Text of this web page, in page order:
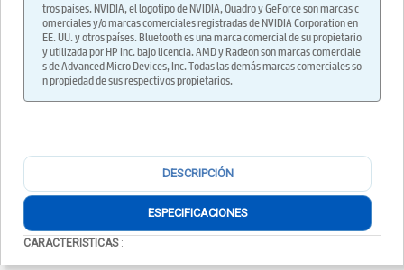
tros países. NVIDIA, el logotipo de NVIDIA, Quadro y GeForce son marcas c
omerciales y/o marcas comerciales registradas de NVIDIA Corporation en
EE. UU. y otros países. Bluetooth es una marca comercial de su propietario
y utilizada por HP Inc. bajo licencia. AMD y Radeon son marcas comerciale
s de Advanced Micro Devices, Inc. Todas las demás marcas comerciales so
n propiedad de sus respectivos propietarios.
DESCRIPCIÓN
ESPECIFICACIONES
CARACTERISTICAS: